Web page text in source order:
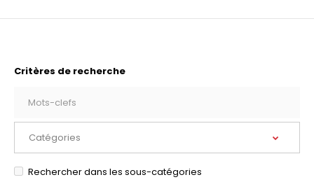
Critères de recherche
Rechercher dans les sous-catégories